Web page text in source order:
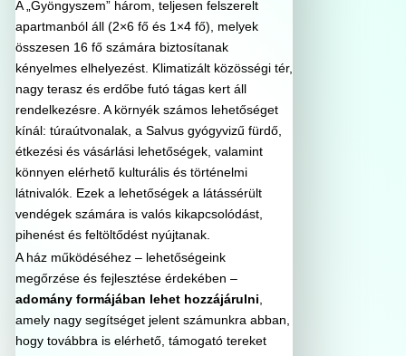
A „Gyöngyszem” három, teljesen felszerelt
apartmanból áll (2×6 fő és 1×4 fő), melyek
összesen 16 fő számára biztosítanak
kényelmes elhelyezést. Klimatizált közösségi tér,
nagy terasz és erdőbe futó tágas kert áll
rendelkezésre. A környék számos lehetőséget
kínál: túraútvonalak, a Salvus gyógyvizű fürdő,
étkezési és vásárlási lehetőségek, valamint
könnyen elérhető kulturális és történelmi
látnivalók. Ezek a lehetőségek a látássérült
vendégek számára is valós kikapcsolódást,
pihenést és feltöltődést nyújtanak.
A ház működéséhez – lehetőségeink
megőrzése és fejlesztése érdekében –
adomány formájában lehet hozzájárulni
amely nagy segítséget jelent számunkra abban,
hogy továbbra is elérhető, támogató tereket